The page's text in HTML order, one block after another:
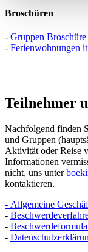
Broschüren
- Gruppen
- Ferienwohnungen
Teilnehmer
Nachfolgend finden
und Gruppen
Aktivität oder Reise
Informationen
nicht, uns unter
kontaktieren.
- Allgemeine
-
-
-